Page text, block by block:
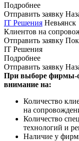
Подробнее
Отправить заявку
IT Решения Невьянск
Клиентов на
Отправить заявку
IT Решения
Подробнее
Отправить заявку
При выборе фирмы-
внимание на:
Количество
на
Количество
технологий и
Наличие у